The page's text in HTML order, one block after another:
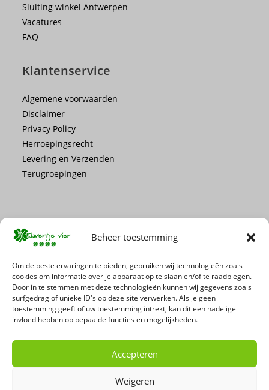
Beheer toestemming
Om de beste ervaringen te bieden, gebruiken wij technologieën zoals
cookies om informatie over je apparaat op te slaan en/of te raadplegen.
Door in te stemmen met deze technologieën kunnen wij gegevens zoals
surfgedrag of unieke ID's op deze site verwerken. Als je geen
toestemming geeft of uw toestemming intrekt, kan dit een nadelige
invloed hebben op bepaalde functies en mogelijkheden.
Accepteren
Weigeren
Sluiting winkel Antwerpen
Vacatures
FAQ
Klantenservice
Algemene voorwaarden
Disclaimer
Privacy Policy
Herroepingsrecht
Levering en Verzenden
Terugroepingen
Mis geen enkele actie of promotie!
Schrijf je in voor onze nieuwsbrief